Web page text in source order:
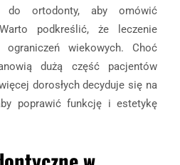
do ortodonty, aby omówić
podkreślić, że leczenie
wiekowych. Choć
dużą część pacjentów
dorosłych decyduje się na
poprawić funkcję i estetykę